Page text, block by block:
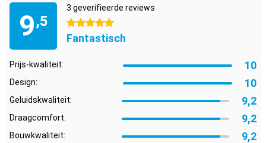
## Gemakkelijk schakelen
Doordat deze Sony koptelefoon Multipoint Pairing ondersteunt is
het mogelijk om tegelijkertijd met je telefoon en laptop te
verbinden. Zo schakel je heel gemakkelijk tussen beide apparaten.
Erg handig dus! Het verbinden van deze apparaten gaat ook nog
Sublieme geluidskwaliteit
Het geluid van Sony Hoofdtelefoons staat natuurlijk al een tijdje
bekend als fantastisch. Door een nieuwe DSEE-technologie is dit
nog een stukje beter geworden. Zo komt gestreamde muziek uit de
9,5
3 geverifieerde reviews
5 sterren
Fantastisch
Prijs-kwaliteit: 10
Design: 10
Geluidskwaliteit: 9,2
Draagcomfort: 9,2
Bouwkwaliteit: 9,2